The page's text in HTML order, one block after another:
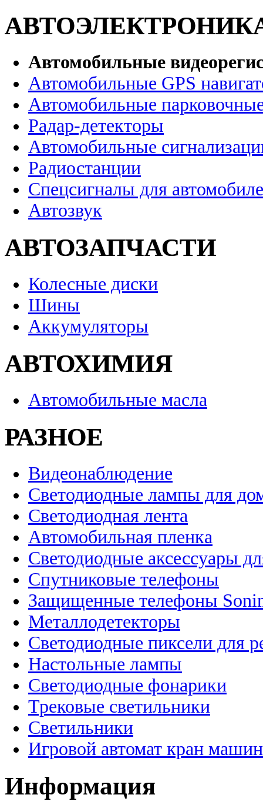
Автомобильные
Автомобильные GPS
Автомобильные
Радар-детекторы
Автомобильные
Радиостанции
Спецсигналы для
Автозвук
АВТОЗАПЧАСТИ
Колесные диски
Шины
Аккумуляторы
АВТОХИМИЯ
Автомобильные масла
РАЗНОЕ
Видеонаблюдение
Светодиодные лампы для
Светодиодная лента
Автомобильная пленка
Светодиодные аксессуары
Спутниковые телефоны
Защищенные телефоны
Металлодетекторы
Светодиодные пиксели для
Настольные лампы
Светодиодные фонарики
Трековые светильники
Светильники
Игровой автомат кран
Информация